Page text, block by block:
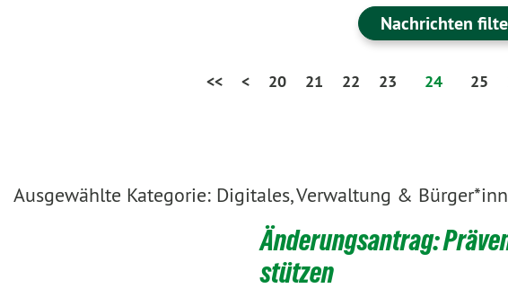
Nachrichten
<< < 20 21 22 23 24 25
Ausgewählte Kategorie: Digitales, Verwaltung &
Änderungsantrag:
stützen